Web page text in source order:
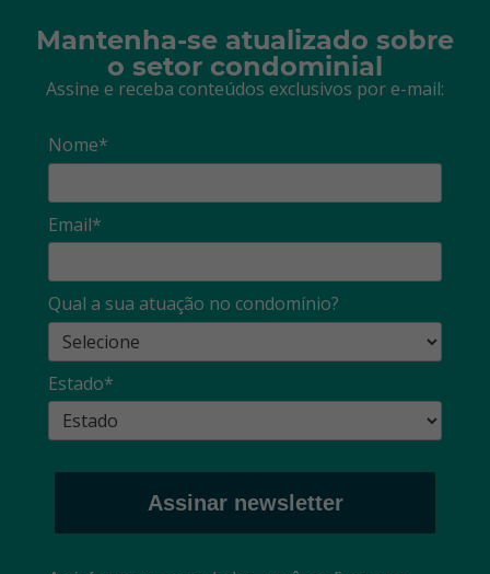
Mantenha-se atualizado sobre
o setor condominial
Assine e receba conteúdos exclusivos por e-mail:
Nome*
Email*
Qual a sua atuação no condomínio?
Estado*
Assinar newsletter